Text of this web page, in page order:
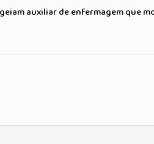
auxiliar de enfermagem que